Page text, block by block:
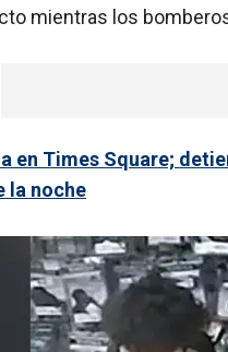
mientras los
en Times Square;
la noche